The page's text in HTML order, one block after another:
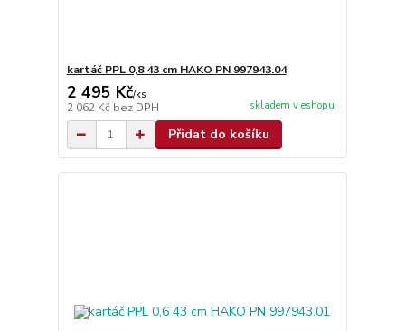
kartáč PPL 0,8 43 cm HAKO PN 997943.04
2 495 Kč/ks
2 062 Kč bez DPH skladem v eshopu
Přidat do košíku